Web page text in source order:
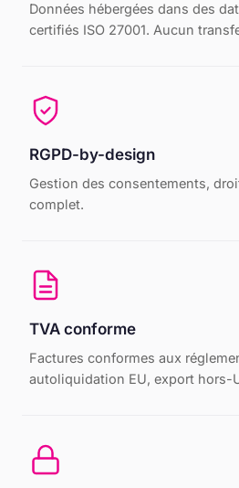
Données hébergées dans des
certifiés ISO 27001. Aucun
RGPD-by-design
Gestion des consentements,
complet.
TVA conforme
Factures conformes aux
autoliquidation EU, export hors-